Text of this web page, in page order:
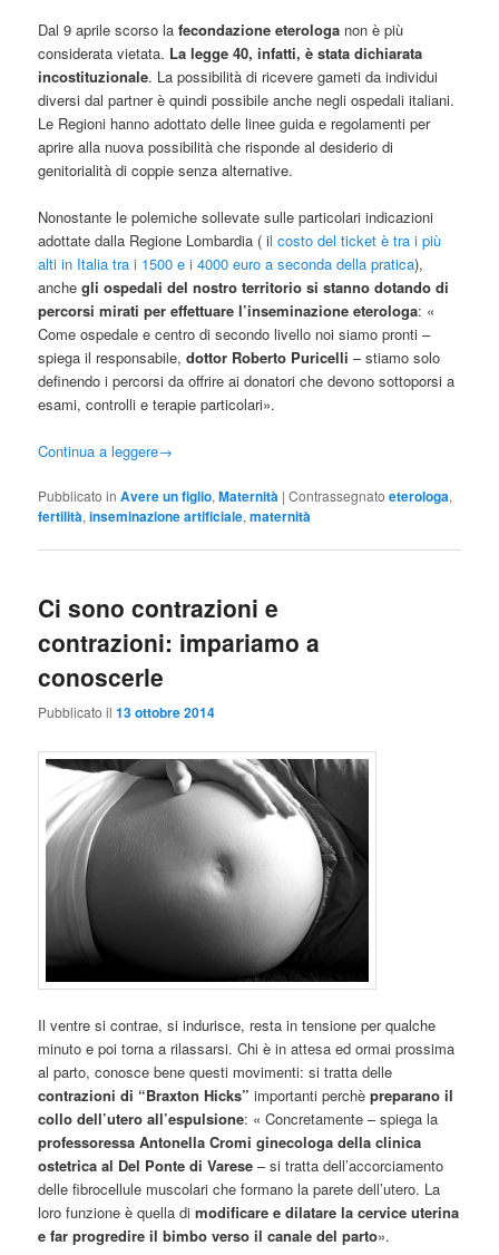
Dal 9 aprile scorso lafecondazione eterologa non è più
considerata vietata. La legge 40, infatti, è stata dichiarata
incostituzionale. La possibilità di ricevere gameti da individui
diversi dal partner è quindi possibile anche negli ospedali italiani.
Le Regioni hanno adottato delle linee guida e regolamenti per
aprire alla nuova possibilità che risponde al desiderio di
genitorialità di coppie senza alternative.
Nonostante le polemiche sollevate sulle particolari indicazioni
adottate dalla Regione Lombardia ( il costo del ticket è tra i più
alti in Italia tra i 1500 e i 4000 euro a seconda della pratica),
anchegli ospedali del nostro territorio si stanno dotando di
percorsi mirati per effettuare l’inseminazione eterologa: «
Come ospedale e centro di secondo livello noi siamo pronti –
spiega il responsabile, dottor Roberto Puricelli– stiamo solo
definendo i percorsi da offrire ai donatori che devono sottoporsi a
esami, controlli e terapie particolari».
Continua a leggere→
Pubblicato in Avere un figlio,Maternità |Contrassegnato eterologa,
fertilità,inseminazione artificiale,maternità
Ci sono contrazioni e
contrazioni: impariamo a
conoscerle
Pubblicato il13 ottobre 2014
Il ventre si contrae, si indurisce, resta in tensione per qualche
minuto e poi torna a rilassarsi. Chi è in attesa ed ormai prossima
al parto, conosce bene questi movimenti: si tratta delle
contrazioni di “Braxton Hicks” importanti perchè preparano il
collo dell’utero all’espulsione: « Concretamente – spiega la
professoressa Antonella Cromi ginecologa della clinica
ostetrica al Del Ponte di Varese – si tratta dell’accorciamento
delle fibrocellule muscolari che formano la parete dell’utero. La
loro funzione è quella dimodificare e dilatare la cervice uterina
e far progredire il bimbo verso il canale del parto».